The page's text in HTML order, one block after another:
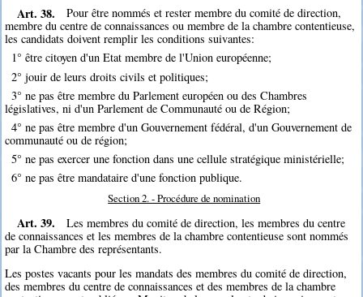
Art. 38.
Pour être nommés et rester membre du comité de direction,
membre du centre de connaissances ou membre de la chambre contentieuse,
les candidats doivent remplir les conditions suivantes:
1° être citoyen d'un Etat membre de l'Union européenne;
2° jouir de leurs droits civils et politiques;
3° ne pas être membre du Parlement européen ou des Chambres
législatives, ni d'un Parlement de Communauté ou de Région;
4° ne pas être membre d'un Gouvernement fédéral, d'un Gouvernement de
communauté ou de région;
5° ne pas exercer une fonction dans une cellule stratégique ministérielle;
6° ne pas être mandataire d'une fonction publique.
Section 2. - Procédure de nomination
Art. 39.
Les membres du comité de direction, les membres du centre
de connaissances et les membres de la chambre contentieuse sont nommés
par la Chambre des représentants.
Les postes vacants pour les mandats des membres du comité de direction,
des membres du centre de connaissances et des membres de la chambre